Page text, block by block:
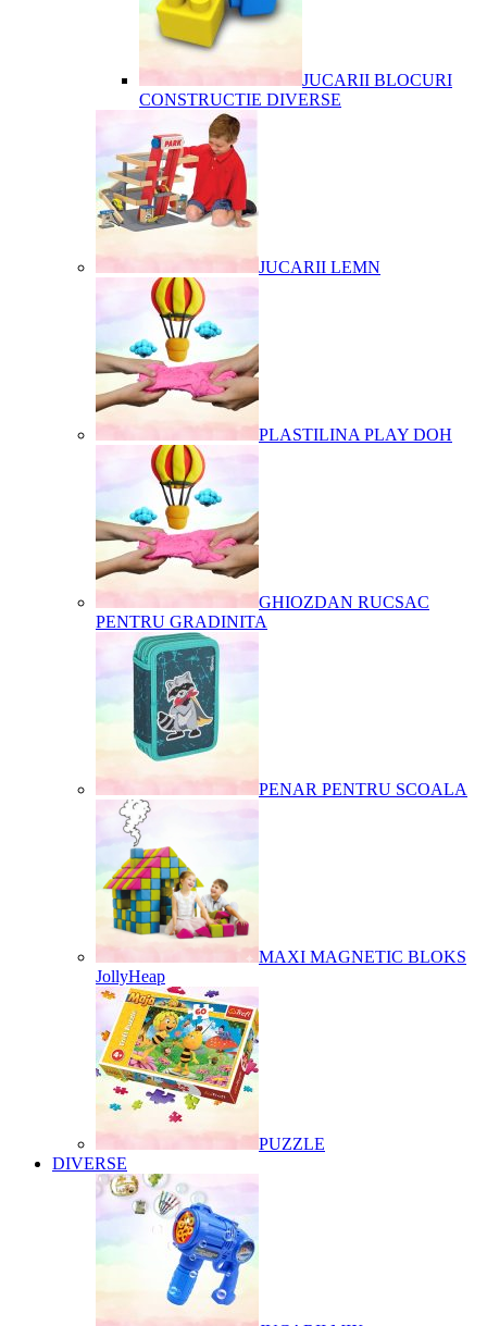
JUCARII BLOCURI
CONSTRUCTIE DIVERSE
JUCARII LEMN
PLASTILINA PLAY DOH
GHIOZDAN RUCSAC
PENTRU GRADINITA
PENAR PENTRU SCOALA
MAXI MAGNETIC BLOKS
JollyHeap
PUZZLE
DIVERSE